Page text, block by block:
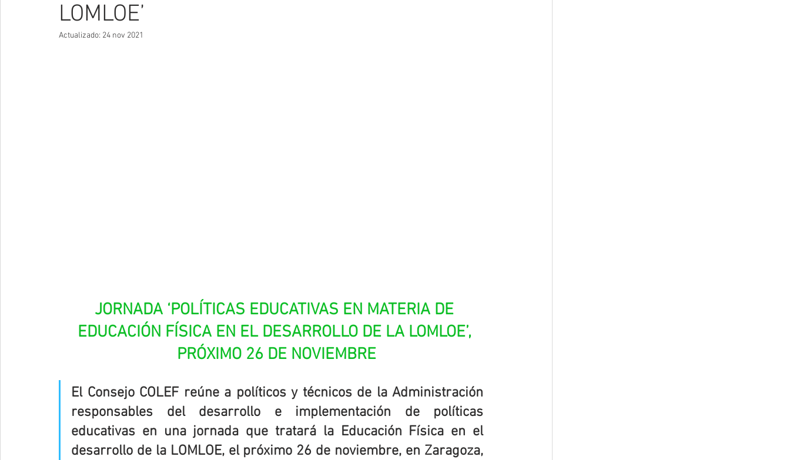
LOMLOE’
Actualizado: 24 nov 2021
JORNADA ‘POLÍTICAS EDUCATIVAS EN MATERIA DE
EDUCACIÓN FÍSICA EN EL DESARROLLO DE LA LOMLOE’,
PRÓXIMO 26 DE NOVIEMBRE
El Consejo COLEF reúne a políticos y técnicos de la Administración
responsables del desarrollo e implementación de políticas
educativas en una jornada que tratará la Educación Física en el
desarrollo de la LOMLOE, el próximo 26 de noviembre, en Zaragoza,